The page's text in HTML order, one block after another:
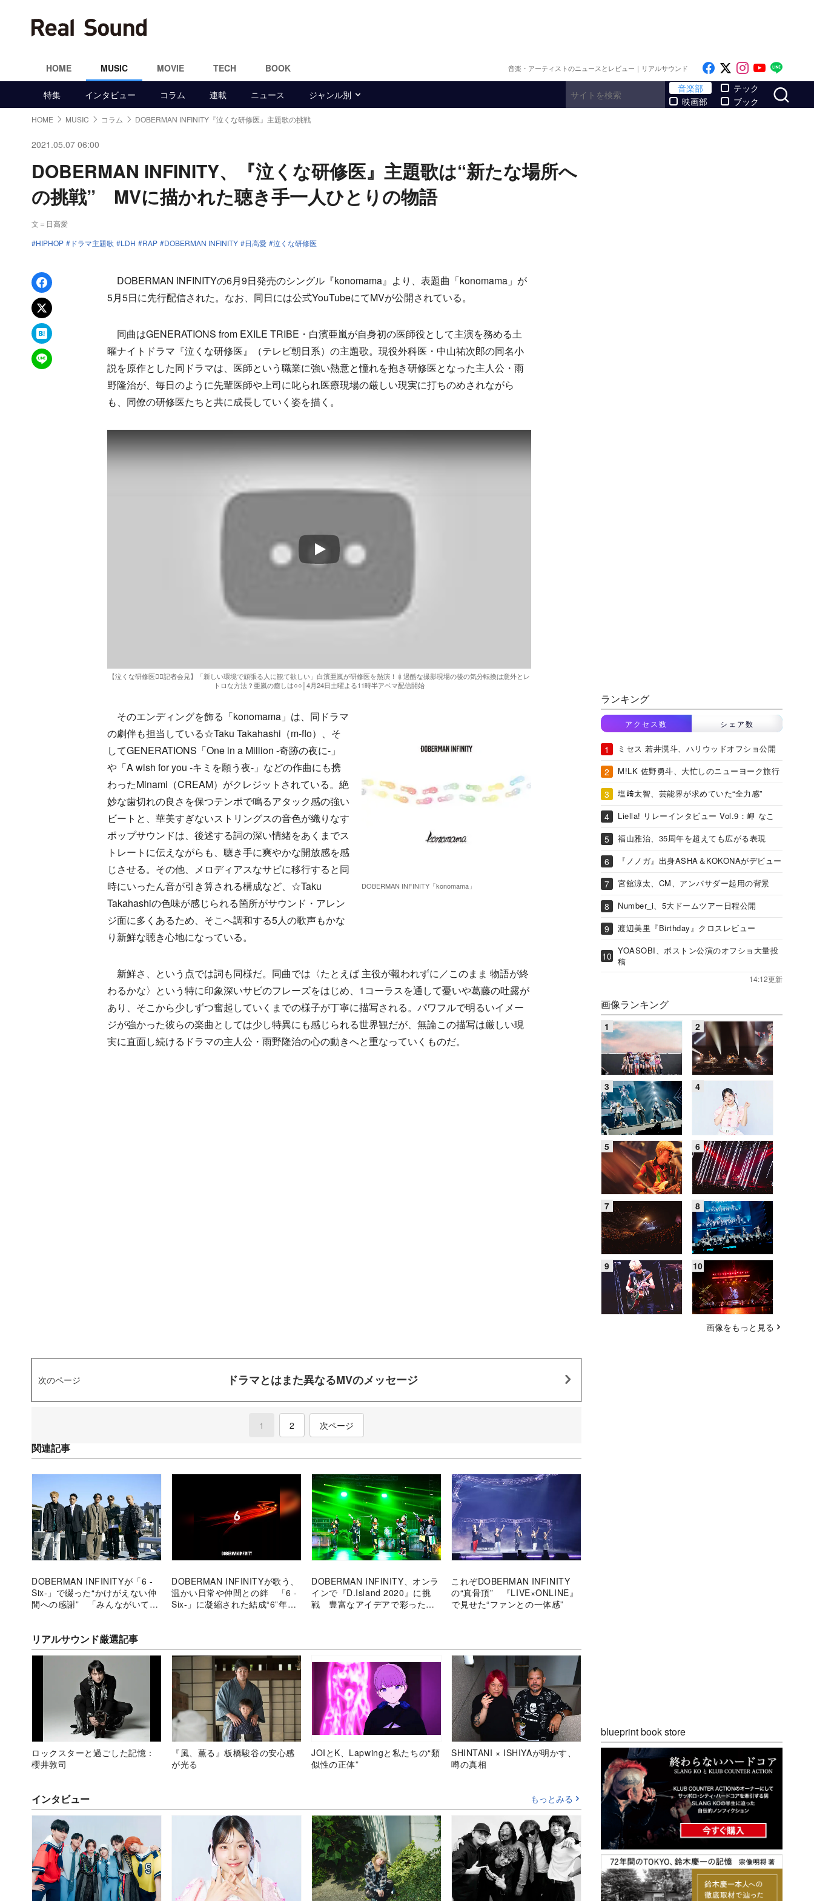
HOME MUSIC MOVIE TECH BOOK 音楽・アーティストのニュースとレビュー｜リアルサウンド Like on Facebook
Follow on x
Follow on
Follow
特集 インタビュー コラム 連載 ニュース ジャンル別
音楽部
映画部
テック
ブック
HOME MUSIC コラム DOBERMAN INFINITY『泣くな研修医』主題歌の挑戦
2021.05.07 06:00
DOBERMAN INFINITY、『泣くな研修医』主題歌は“新たな場所へ
の挑戦” MVに描かれた聴き手一人ひとりの物語
文＝日高愛
HIPHOP
ドラマ主題歌 LDH RAP DOBERMAN INFINITY 日高愛 泣くな研修医
Facebookでシェア
xでポスト
はてなブックマーク
LINEで送る
DOBERMAN INFINITYの6月9日発売のシングル『konomama』より、表題曲「konomama」が
5月5日に先行配信された。なお、同日には公式YouTubeにてMVが公開されている。
同曲はGENERATIONS from EXILE TRIBE・白濱亜嵐が自身初の医師役として主演を務める土
曜ナイトドラマ『泣くな研修医』（テレビ朝日系）の主題歌。現役外科医・中山祐次郎の同名小
説を原作とした同ドラマは、医師という職業に強い熱意と憧れを抱き研修医となった主人公・雨
野隆治が、毎日のように先輩医師や上司に叱られ医療現場の厳しい現実に打ちのめされながら
も、同僚の研修医たちと共に成長していく姿を描く。
【泣くな研修医👨‍⚕記者会見】「新しい環境で頑張る人に観て欲しい」白濱亜嵐が研修医を熱演！💉過酷な撮影現場の後の気分転換は意外とレ
トロな方法？亜嵐の癒しは○○│4月24日土曜よる11時半アベマ配信開始
DOBERMAN INFINITY「konomama」
そのエンディングを飾る「konomama」は、同ドラマ
の劇伴も担当している☆Taku Takahashi（m-flo）、そ
してGENERATIONS「One in a Million -奇跡の夜に-」
や「A wish for you -キミを願う夜-」などの作曲にも携
わったMinami（CREAM）がクレジットされている。絶
妙な歯切れの良さを保つテンポで鳴るアタック感の強い
ビートと、華美すぎないストリングスの音色が織りなす
ポップサウンドは、後述する詞の深い情緒をあくまでス
トレートに伝えながらも、聴き手に爽やかな開放感を感
じさせる。その他、メロディアスなサビに移行すると同
時にいったん音が引き算される構成など、☆Taku
Takahashiの色味が感じられる箇所がサウンド・アレン
ジ面に多くあるため、そこへ調和する5人の歌声もかな
り新鮮な聴き心地になっている。
新鮮さ、という点では詞も同様だ。同曲では〈たとえば 主役が報われずに／このまま 物語が終
わるかな〉という特に印象深いサビのフレーズをはじめ、1コーラスを通して憂いや葛藤の吐露が
あり、そこから少しずつ奮起していくまでの様子が丁寧に描写される。パワフルで明るいイメー
ジが強かった彼らの楽曲としては少し特異にも感じられる世界観だが、無論この描写は厳しい現
実に直面し続けるドラマの主人公・雨野隆治の心の動きへと重なっていくものだ。
次のページ ドラマとはまた異なるMVのメッセージ
1 (current)
2 次ページ
関連記事
DOBERMAN INFINITYが「6 -
Six-」で綴った“かけがえない仲
間への感謝” 「みんながいてく
DOBERMAN INFINITYが歌う、
温かい日常や仲間との絆 「6 -
Six-」に凝縮された結成“6”年迎
DOBERMAN INFINITY、オンラ
インで『D.Island 2020』に挑
戦 豊富なアイデアで彩った
これぞDOBERMAN INFINITY
の“真骨頂” 『LIVE×ONLINE』
で見せた“ファンとの一体感”
リアルサウンド厳選記事
ロックスターと過ごした記憶：
櫻井敦司
『風、薫る』板橋駿谷の安心感
が光る
JOIとK、Lapwingと私たちの“類
似性の正体”
SHINTANI × ISHIYAが明かす、
噂の真相
インタビュー もっとみる
ランキング
アクセス数 シェア数
ミセス 若井滉斗、ハリウッドオフショ公開
M!LK 佐野勇斗、大忙しのニューヨーク旅行
塩﨑太智、芸能界が求めていた“全力感”
Liella! リレーインタビュー Vol.9：岬 なこ
福山雅治、35周年を超えても広がる表現
『ノノガ』出身ASHA＆KOKONAがデビュー
宮舘涼太、CM、アンバサダー起用の背景
Number_i、5大ドームツアー日程公開
渡辺美里『Birthday』クロスレビュー
YOASOBI、ボストン公演のオフショ大量投
稿
14:12更新
画像ランキング
画像をもっと見る
blueprint book store